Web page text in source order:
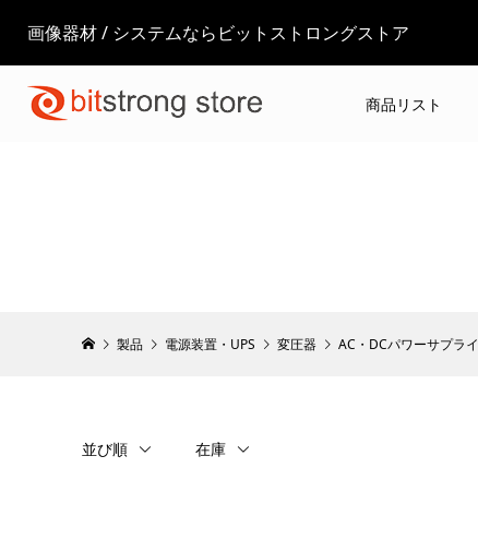
画像器材 / システムならビットストロングストア
商品リスト
製品 電源装置・UPS 変圧器 AC・DCパワーサプライ
並び順 在庫